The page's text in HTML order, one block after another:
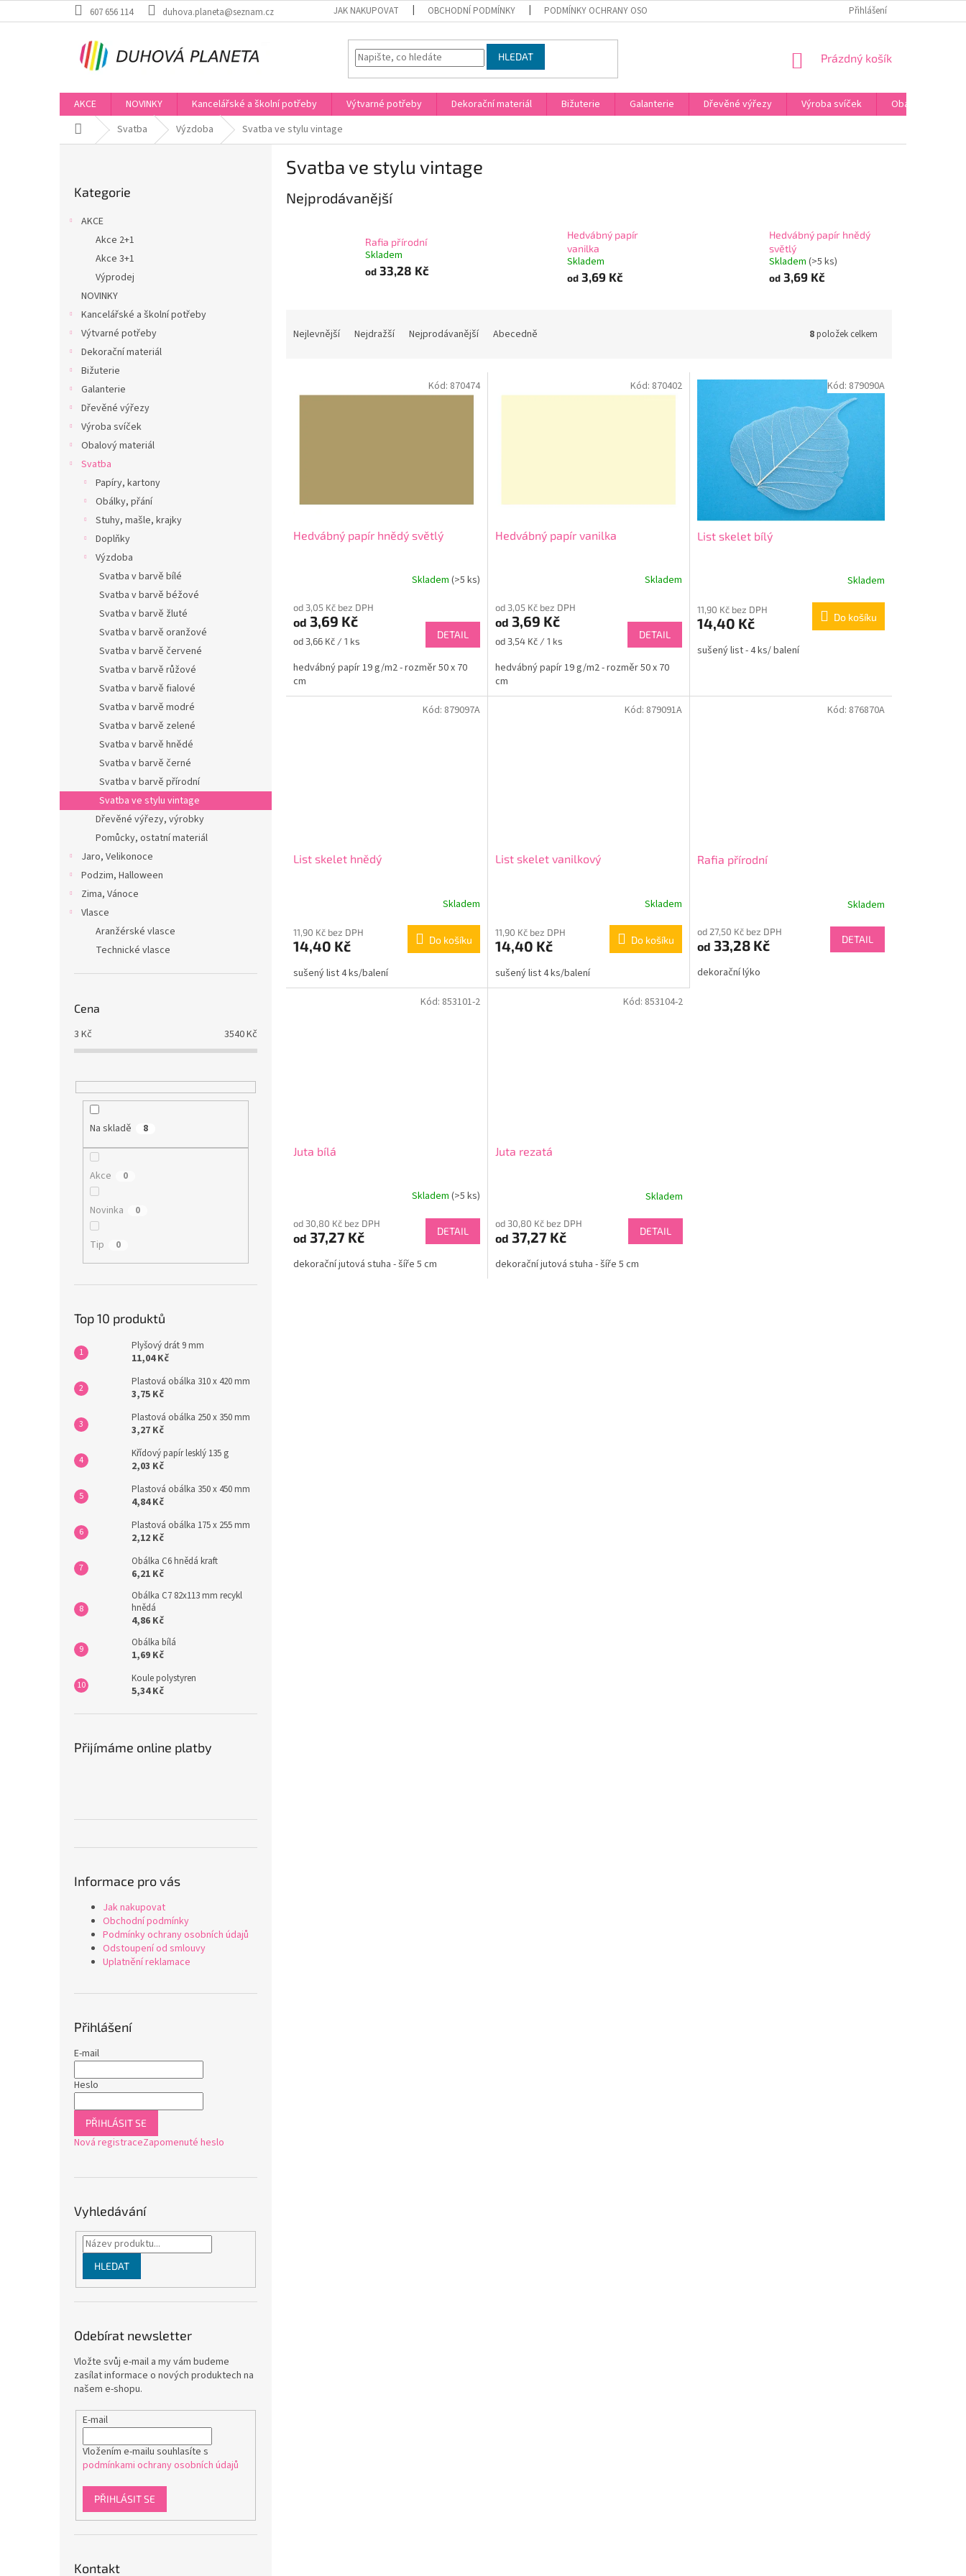
na
607 656 114 duhova.planeta@seznam.cz JAK NAKUPOVAT OBCHODNÍ PODMÍNKY PODMÍNKY OCHRANY OSOBNÍCH ÚDAJŮ UPLATNĚNÍ REKLAMACE
Přihlášení
HLEDAT
NÁKUPNÍ
Prázdný košík
AKCE NOVINKY Kancelářské a školní potřeby Výtvarné potřeby Dekorační materiál Bižuterie Galanterie Dřevěné výřezy Výroba svíček
Obalový materiál
Domů Svatba Výzdoba Svatba ve stylu vintage
kategorie
Kategorie
AKCE
Akce 2+1
Akce 3+1
Výprodej
NOVINKY
Kancelářské a školní potřeby
Výtvarné potřeby
Dekorační materiál
Bižuterie
Galanterie
Dřevěné výřezy
Výroba svíček
Obalový materiál
Svatba
Papíry, kartony
Obálky, přání
Stuhy, mašle, krajky
Doplňky
Výzdoba
Svatba v barvě bílé
Svatba v barvě béžové
Svatba v barvě žluté
Svatba v barvě oranžové
Svatba v barvě červené
Svatba v barvě růžové
Svatba v barvě fialové
Svatba v barvě modré
Svatba v barvě zelené
Svatba v barvě hnědé
Svatba v barvě černé
Svatba v barvě přírodní
Svatba ve stylu vintage
Dřevěné výřezy, výrobky
Pomůcky, ostatní materiál
Jaro, Velikonoce
Podzim, Halloween
Zima, Vánoce
Vlasce
Aranžérské vlasce
Technické vlasce
Cena
3 Kč 3540Kč
Na skladě 8
Akce 0
Novinka 0
Tip 0
Top 10 produktů
Plyšový drát 9 mm
11,04 Kč
Plastová obálka 310 x 420 mm
3,75 Kč
Plastová obálka 250 x 350 mm
3,27 Kč
Křídový papír lesklý 135 g
2,03 Kč
Plastová obálka 350 x 450 mm
4,84 Kč
Plastová obálka 175 x 255 mm
2,12 Kč
Obálka C6 hnědá kraft
6,21 Kč
Obálka C7 82x113 mm recykl
hnědá
4,86 Kč
Obálka bílá
1,69 Kč
Koule polystyren
5,34 Kč
Přijímáme online platby
Informace pro vás
Jak nakupovat
Obchodní podmínky
Podmínky ochrany osobních údajů
Odstoupení od smlouvy
Uplatnění reklamace
Přihlášení
E-mail
Heslo
PŘIHLÁSIT SE
Nová registraceZapomenuté heslo
Vyhledávání
HLEDAT
Odebírat newsletter
Vložte svůj e-mail a my vám budeme
zasílat informace o nových produktech na
našem e-shopu.
E-mail
Vložením e-mailu souhlasíte s
podmínkami ochrany osobních údajů
PŘIHLÁSIT SE
Kontakt
Svatba ve stylu vintage
Nejprodávanější
Rafia přírodní
Skladem
od 33,28 Kč
Hedvábný papír
vanilka
Skladem
od3,69 Kč
Hedvábný papír hnědý
světlý
Skladem (>5 ks)
od3,69 Kč
Nejlevnější Nejdražší Nejprodávanější Abecedně 8položek celkem
Hedvábný papír hnědý světlý
Skladem (>5 ks)
od 3,05 Kč bez DPH
od 3,69 Kč
Měrná
od 3,66 Kč / 1 ks
DETAIL
hedvábný papír 19 g/m2 - rozměr 50 x 70
cm
Kód: 870474
Hedvábný papír vanilka
Skladem
od 3,05 Kč bez DPH
od 3,69 Kč
Měrná
od 3,54 Kč / 1 ks
DETAIL
hedvábný papír 19 g/m2 - rozměr 50 x 70
cm
Kód: 870402
List skelet bílý
Skladem
11,90 Kč bez DPH
14,40 Kč Do košíku
sušený list - 4 ks/ balení
Kód: 879090A
List skelet hnědý
Skladem
11,90 Kč bez DPH
14,40 Kč Do košíku
sušený list 4 ks/balení
Kód: 879097A
List skelet vanilkový
Skladem
11,90 Kč bez DPH
14,40 Kč Do košíku
sušený list 4 ks/balení
Kód: 879091A
Rafia přírodní
produktu
je
z
Skladem
od 27,50 Kč bez DPH
od 33,28 Kč DETAIL
dekorační lýko
Kód: 876870A
Juta bílá
Skladem (>5 ks)
od 30,80 Kč bez DPH
od 37,27 Kč DETAIL
dekorační jutová stuha - šíře 5 cm
Kód: 853101-2
Juta rezatá
Skladem
od 30,80 Kč bez DPH
od 37,27 Kč DETAIL
dekorační jutová stuha - šíře 5 cm
Kód: 853104-2